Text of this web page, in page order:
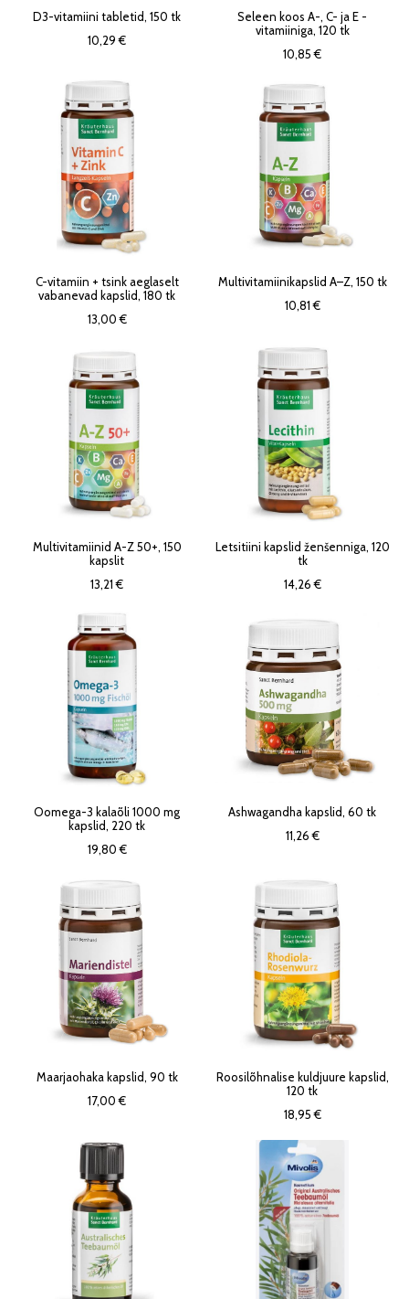
D3-vitamiini tabletid, 150 tk
10,29 €
Seleen koos A-, C- ja E -
vitamiiniga, 120 tk
10,85 €
C-vitamiin + tsink aeglaselt
vabanevad kapslid, 180 tk
13,00 €
Multivitamiinikapslid A–Z, 150 tk
10,81 €
Multivitamiinid A-Z 50+, 150
kapslit
13,21 €
Letsitiini kapslid ženšenniga, 120
tk
14,26 €
Oomega-3 kalaõli 1000 mg
kapslid, 220 tk
19,80 €
Ashwagandha kapslid, 60 tk
11,26 €
Maarjaohaka kapslid, 90 tk
17,00 €
Roosilõhnalise kuldjuure kapslid,
120 tk
18,95 €